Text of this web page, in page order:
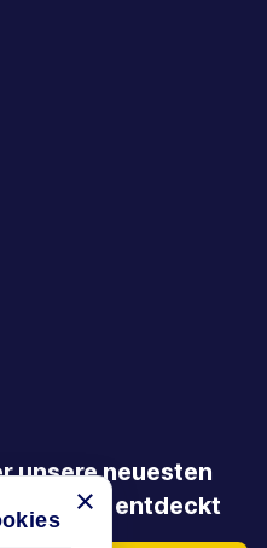
unsere neuesten
Artikel entdeckt
×